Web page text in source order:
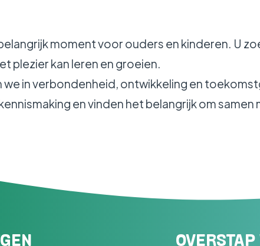
moment voor ouders en kinderen. U
plezier kan leren en groeien.
we in verbondenheid, ontwikkeling en
en vinden het belangrijk om